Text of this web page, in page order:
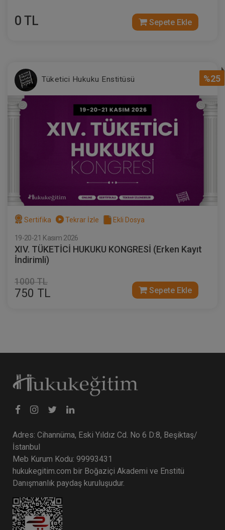
0 TL Sepete Ekle
%25
Tüketici Hukuku Enstitüsü
Sertifika Tekrar İzle Ekli Dosya
19-20-21 Kasım 2026
XIV. TÜKETİCİ HUKUKU KONGRESİ (Erken Kayıt
İndirimli)
1000 TL
750 TL Sepete Ekle
Adres: Cihannüma, Eski Yıldız Cd. No 6 D:8, Beşiktaş/
İstanbul
Meb Kurum Kodu: 99993431
hukukegitim.com bir Boğaziçi Akademi ve Enstitü
Danışmanlık paydaş kuruluşudur.